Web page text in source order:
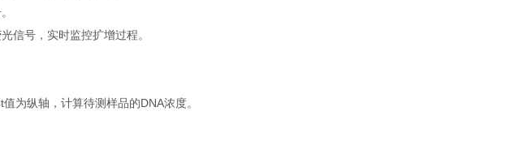
信号，实时监控扩增过程。
为纵轴，计算待测样品的DNA浓度。